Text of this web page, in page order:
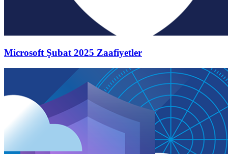
Microsoft Şubat 2025 Zaafiyetler